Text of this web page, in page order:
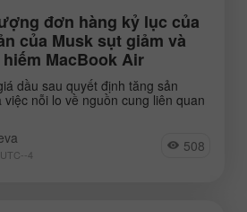
đơn hàng kỷ lục của
của Musk sụt giảm và
MacBook Air
dầu sau quyết định tăng sản
việc nỗi lo về nguồn cung liên quan
4 508